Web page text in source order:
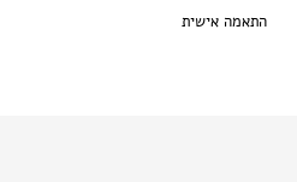
התאמה אישית